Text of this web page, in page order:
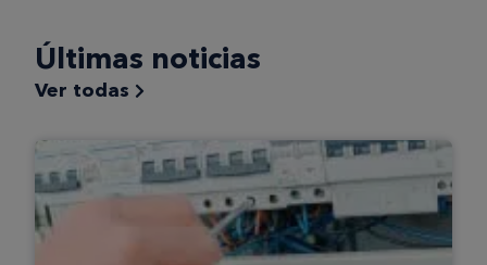
Últimas noticias
Ver todas